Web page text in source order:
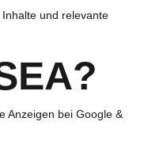
und relevante
Anzeigen bei Google &